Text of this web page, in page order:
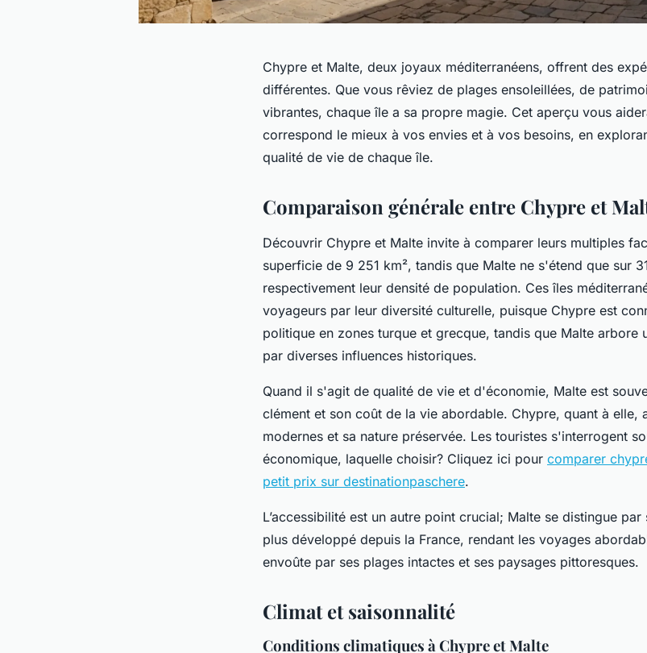
Chypre et Malte, deux joyaux méditerranéens, offrent des
différentes. Que vous rêviez de plages ensoleillées, de
vibrantes, chaque île a sa propre magie. Cet aperçu vous
correspond le mieux à vos envies et à vos besoins, en
qualité de vie de chaque île.
Comparaison générale entre Chypre et
Découvrir Chypre et Malte invite à comparer leurs multiples
superficie de 9 251 km², tandis que Malte ne s'étend que sur
respectivement leur densité de population. Ces îles
voyageurs par leur diversité culturelle, puisque Chypre est
politique en zones turque et grecque, tandis que Malte arbore
par diverses influences historiques.
Quand il s'agit de qualité de vie et d'économie, Malte est
clément et son coût de la vie abordable. Chypre, quant à elle,
modernes et sa nature préservée. Les touristes s'interrogent
économique, laquelle choisir? Cliquez ici pour comparer
petit prix sur destinationpaschere.
L’accessibilité est un autre point crucial; Malte se distingue
plus développé depuis la France, rendant les voyages
envoûte par ses plages intactes et ses paysages pittoresques.
Climat et saisonnalité
Conditions climatiques à Chypre et Malte